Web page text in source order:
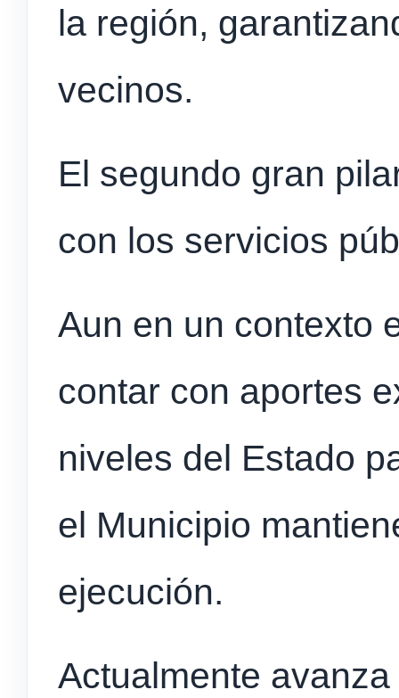
la región,
vecinos.
El segundo gran
con los servicios
Aun en un contexto
contar con aportes
niveles del Estado
el Municipio
ejecución.
Actualmente